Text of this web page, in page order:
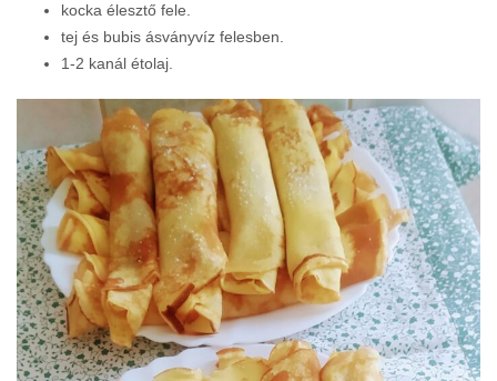
kocka élesztő fele.
tej és bubis ásványvíz felesben.
1-2 kanál étolaj.